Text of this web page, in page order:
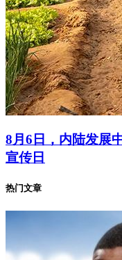
8月6日，内陆发展
宣传日
热门文章